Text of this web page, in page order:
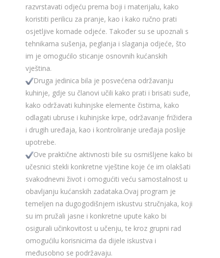
razvrstavati odjeću prema boji i materijalu, kako
koristiti perilicu za pranje, kao i kako ručno prati
osjetljive komade odjeće. Također su se upoznali s
tehnikama sušenja, peglanja i slaganja odjeće, što
im je omogućilo sticanje osnovnih kućanskih
vještina.
Druga jedinica bila je posvećena održavanju
kuhinje, gdje su članovi učili kako prati i brisati suđe,
kako održavati kuhinjske elemente čistima, kako
odlagati ubruse i kuhinjske krpe, održavanje frižidera
i drugih uređaja, kao i kontroliranje uređaja poslije
upotrebe.
Ove praktične aktivnosti bile su osmišljene kako bi
učesnici stekli konkretne vještine koje će im olakšati
svakodnevni život i omogućiti veću samostalnost u
obavljanju kućanskih zadataka.Ovaj program je
temeljen na dugogodišnjem iskustvu stručnjaka, koji
su im pružali jasne i konkretne upute kako bi
osigurali učinkovitost u učenju, te kroz grupni rad
omogućilu korisnicima da dijele iskustva i
međusobno se podržavaju.